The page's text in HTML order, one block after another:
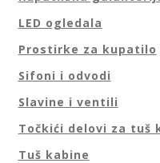
LED ogledala
Prostirke za kupatilo
Sifoni i odvodi
Slavine i ventili
Točkići delovi za tuš
Tuš kabine